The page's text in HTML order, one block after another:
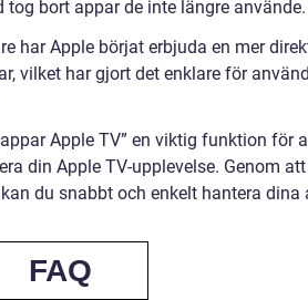
bort appar de inte längre använde.
har Apple börjat erbjuda en mer
vilket har gjort det enklare för
Apple TV” en viktig funktion för
din Apple TV-upplevelse. Genom
du snabbt och enkelt hantera dina
FAQ